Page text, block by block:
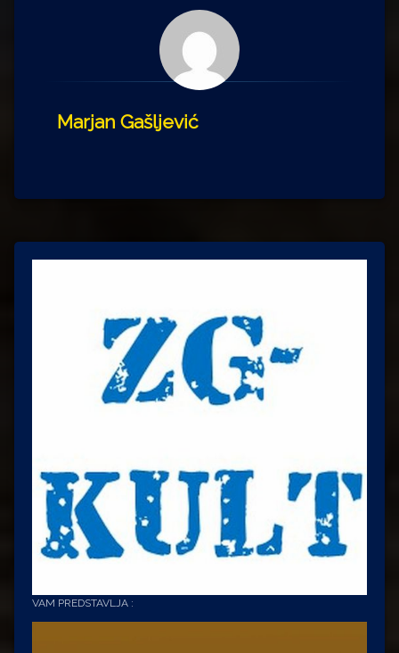
Marjan Gašljević
VAM PREDSTAVLJA :